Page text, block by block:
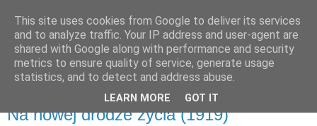
poniedziałek, 16 października 2017
Na nowej drodze życia (1919)
This site uses cookies from Google to deliver its services
and to analyze traffic. Your IP address and user-agent are
shared with Google along with performance and security
metrics to ensure quality of service, generate usage
statistics, and to detect and address abuse.
LEARN MORE GOT IT